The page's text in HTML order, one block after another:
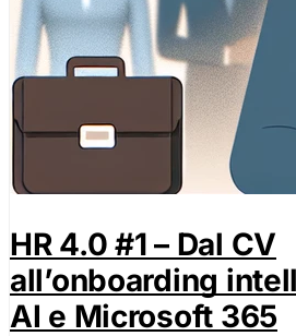
HR 4.0 #1 – Dal CV
all’onboarding
AI e Microsoft 365